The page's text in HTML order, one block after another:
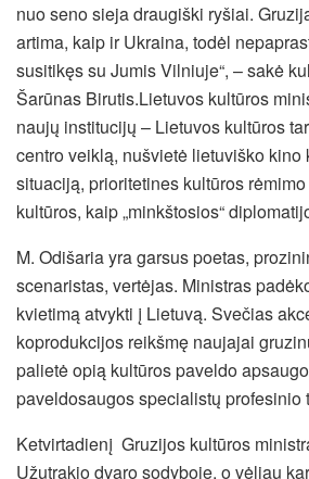
nuo seno sieja draugiški ryšiai.
artima, kaip ir Ukraina, todėl
susitikęs su Jumis Vilniuje“, – sakė
Šarūnas Birutis.Lietuvos kultūros
naujų institucijų – Lietuvos kultūros
centro veiklą, nušvietė lietuviško kino
situaciją, prioritetines kultūros
kultūros, kaip „minkštosios“
M. Odišaria yra garsus poetas,
scenaristas, vertėjas. Ministras
kvietimą atvykti į Lietuvą. Svečias
koprodukcijos reikšmę naujajai
palietė opią kultūros paveldo
paveldosaugos specialistų profesinio
Ketvirtadienį Gruzijos kultūros
Užutrakio dvaro sodyboje, o vėliau